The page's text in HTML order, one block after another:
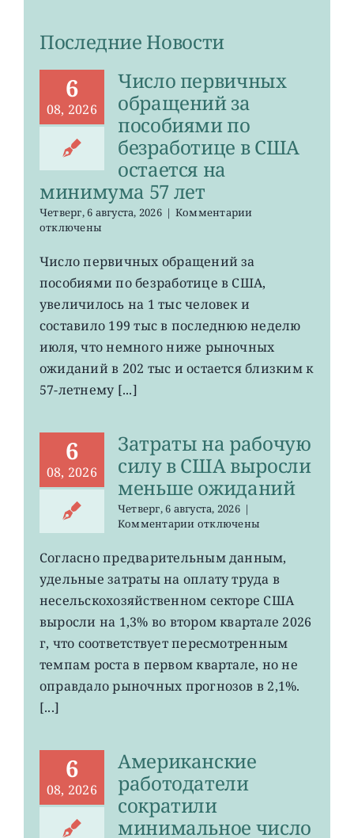
Последние Новости
6
08, 2026
Число первичных
обращений за
пособиями по
безработице в США
остается на
минимума 57 лет
Четверг, 6 августа, 2026 | Комментариик
первичных
за
безработице
в
остается
лет
отключены
Число первичных обращений за
пособиями по безработице в США,
увеличилось на 1 тыс человек и
составило 199 тыс в последнюю неделю
июля, что немного ниже рыночных
ожиданий в 202 тыс и остается близким к
57-летнему [...]
6
08, 2026
Затраты на рабочую
силу в США выросли
меньше ожиданий
Четверг, 6 августа, 2026 |
Комментариик
Затраты
рабочую
силу
США
выросли
ожиданий
отключены
Согласно предварительным данным,
удельные затраты на оплату труда в
несельскохозяйственном секторе США
выросли на 1,3% во втором квартале 2026
г, что соответствует пересмотренным
темпам роста в первом квартале, но не
оправдало рыночных прогнозов в 2,1%.
[...]
6
08, 2026
Американские
работодатели
сократили
минимальное число